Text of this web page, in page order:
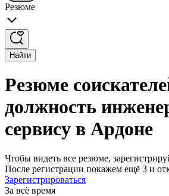
Резюме
Найти
Резюме
должность
сервису в Ардоне
Чтобы видеть все резюме,
После регистрации покажем ещё 3 и
Зарегистрироваться
За всё время